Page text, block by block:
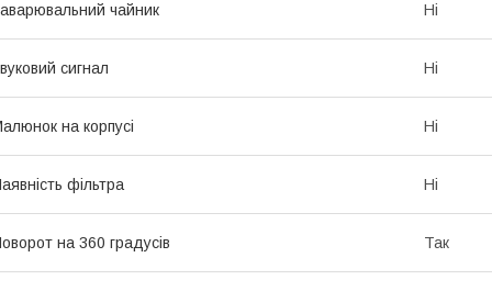
чайник Ні
сигнал Ні
на корпусі Ні
фільтра Ні
на 360 градусів Так